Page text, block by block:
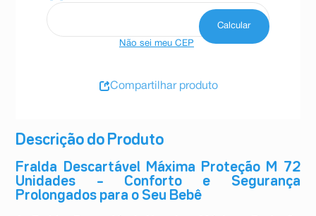
Descrição do Produto
Fralda Descartável Máxima Proteção M 72
Unidades – Conforto e Segurança
Prolongados para o Seu Bebê
Não sei meu CEP
Compartilhar produto